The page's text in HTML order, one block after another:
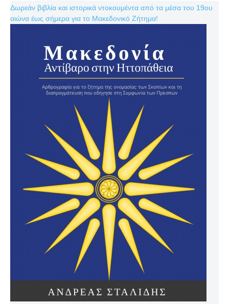
Δωρεάν βιβλία και ιστορικά ντοκουμέντα από τα μέσα του 19ου
αιώνα έως σήμερα για το Μακεδονικό Ζήτημα!